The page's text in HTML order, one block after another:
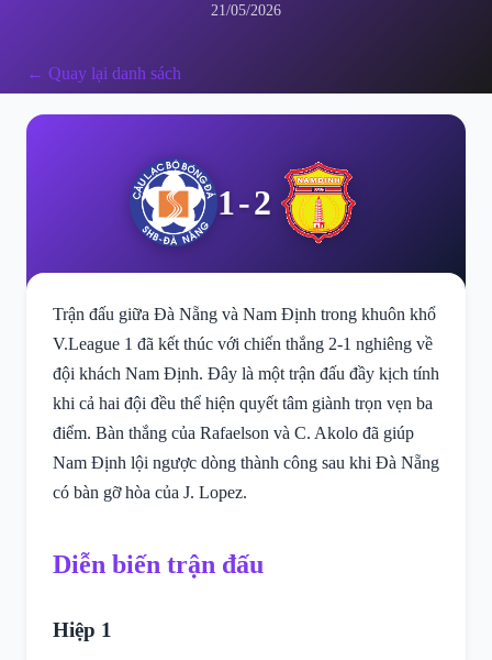
21/05/2026
← Quay lại danh sách
1-2
Trận đấu giữa Đà Nẵng và Nam Định trong khuôn khổ
V.League 1 đã kết thúc với chiến thắng 2-1 nghiêng về
đội khách Nam Định. Đây là một trận đấu đầy kịch tính
khi cả hai đội đều thể hiện quyết tâm giành trọn vẹn ba
điểm. Bàn thắng của Rafaelson và C. Akolo đã giúp
Nam Định lội ngược dòng thành công sau khi Đà Nẵng
có bàn gỡ hòa của J. Lopez.
Diễn biến trận đấu
Hiệp 1